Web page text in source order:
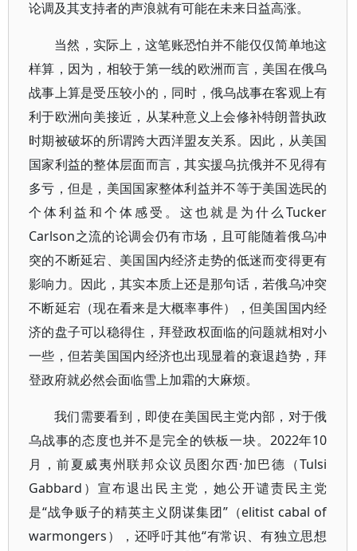
论调及其支持者的声浪就有可能在未来日益高涨。
当然，实际上，这笔账恐怕并不能仅仅简单地这
样算，因为，相较于第一线的欧洲而言，美国在俄乌
战事上算是受压较小的，同时，俄乌战事在客观上有
利于欧洲向美接近，从某种意义上会修补特朗普执政
时期被破坏的所谓跨大西洋盟友关系。因此，从美国
国家利益的整体层面而言，其实援乌抗俄并不见得有
多亏，但是，美国国家整体利益并不等于美国选民的
个体利益和个体感受。这也就是为什么Tucker
Carlson之流的论调会仍有市场，且可能随着俄乌冲
突的不断延宕、美国国内经济走势的低迷而变得更有
影响力。因此，其实本质上还是那句话，若俄乌冲突
不断延宕（现在看来是大概率事件），但美国国内经
济的盘子可以稳得住，拜登政权面临的问题就相对小
一些，但若美国国内经济也出现显着的衰退趋势，拜
登政府就必然会面临雪上加霜的大麻烦。
我们需要看到，即使在美国民主党内部，对于俄
乌战事的态度也并不是完全的铁板一块。2022年10
月，前夏威夷州联邦众议员图尔西·加巴德（Tulsi
Gabbard）宣布退出民主党，她公开谴责民主党
是“战争贩子的精英主义阴谋集团”（elitist cabal of
warmongers），还呼吁其他“有常识、有独立思想